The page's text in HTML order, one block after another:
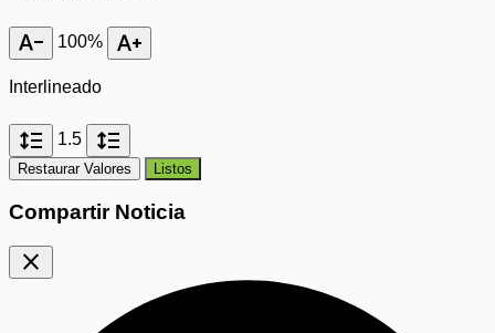
text_decrease 100% text_increase
Interlineado
format_line_spacing 1.5 format_line_spacing
Restaurar Valores Listos
Compartir Noticia
close